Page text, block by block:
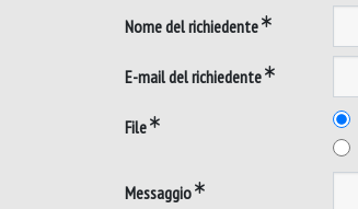
Nome del richiedente
E-mail del richiedente
File
Messaggio